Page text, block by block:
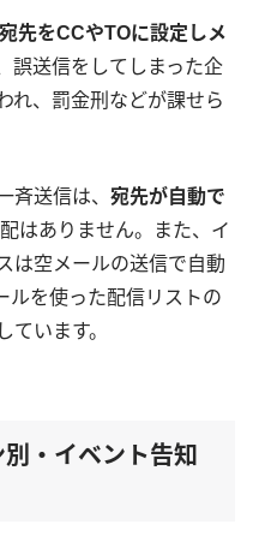
先をCCやTOに設定しメ
誤送信をしてしまった企
れ、罰金刑などが課せら
斉送信は、 宛先が自動で
はありません。また、イ
は空メールの送信で自動
ルを使った配信リストの
います。
別・イベント告知